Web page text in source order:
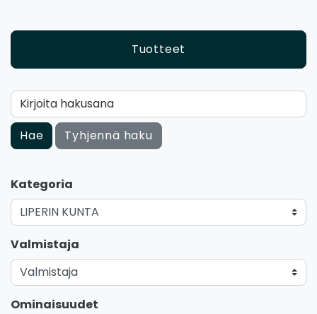
Tuotteet
Kirjoita hakusana
Hae Tyhjennä haku
Kategoria
Valmistaja
Ominaisuudet